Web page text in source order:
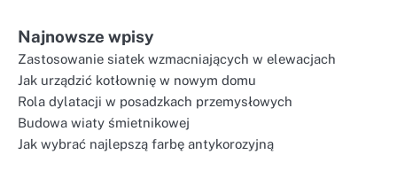
Najnowsze wpisy
Zastosowanie siatek wzmacniających w elewacjach
Jak urządzić kotłownię w nowym domu
Rola dylatacji w posadzkach przemysłowych
Budowa wiaty śmietnikowej
Jak wybrać najlepszą farbę antykorozyjną